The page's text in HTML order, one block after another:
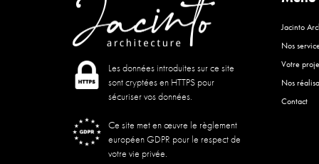
Les données introduites sur ce site
sont cryptées en HTTPS pour
sécuriser vos données.
Ce site met en œuvre le règlement
européen GDPR pour le respect de
votre vie privée.
Jacinto
Nos
Votre
Nos
Contact